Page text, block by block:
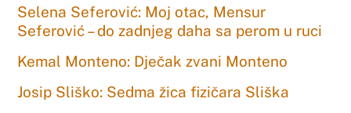
Selena Seferović: Moj otac, Mensur
Seferović – do zadnjeg daha sa perom u ruci
Kemal Monteno: Dječak zvani Monteno
Josip Sliško: Sedma žica fizičara Sliška